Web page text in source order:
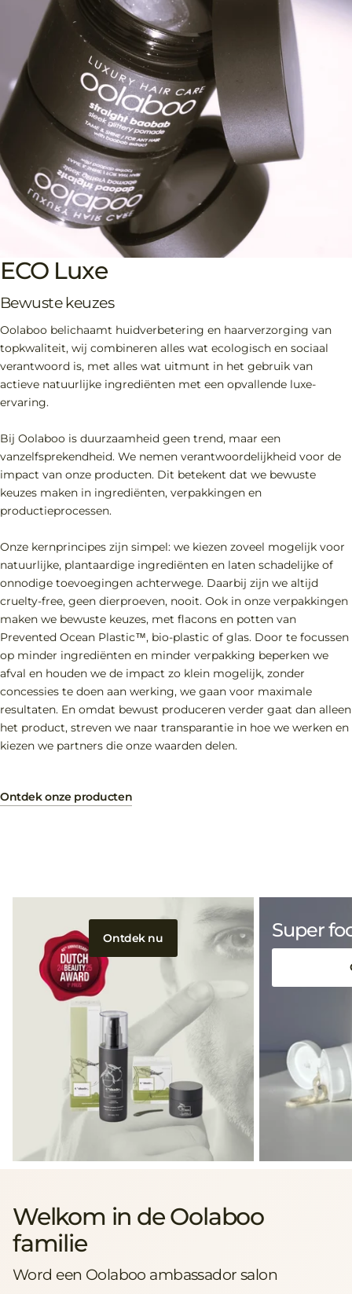
ECO Luxe
Bewuste keuzes
Oolaboo belichaamt huidverbetering en haarverzorging van
topkwaliteit, wij combineren alles wat ecologisch en sociaal
verantwoord is, met alles wat uitmunt in het gebruik van
actieve natuurlijke ingrediënten met een opvallende luxe-
ervaring.
Bij Oolaboo is duurzaamheid geen trend, maar een
vanzelfsprekendheid. We nemen verantwoordelijkheid voor de
impact van onze producten. Dit betekent dat we bewuste
keuzes maken in ingrediënten, verpakkingen en
productieprocessen.
Onze kernprincipes zijn simpel: we kiezen zoveel mogelijk voor
natuurlijke, plantaardige ingrediënten en laten schadelijke of
onnodige toevoegingen achterwege. Daarbij zijn we altijd
cruelty-free, geen dierproeven, nooit. Ook in onze verpakkingen
maken we bewuste keuzes, met flacons en potten van
Prevented Ocean Plastic™, bio-plastic of glas. Door te focussen
op minder ingrediënten en minder verpakking beperken we
afval en houden we de impact zo klein mogelijk, zonder
concessies te doen aan werking, we gaan voor maximale
resultaten. En omdat bewust produceren verder gaat dan alleen
het product, streven we naar transparantie in hoe we werken en
kiezen we partners die onze waarden delen.
Ontdek onze producten
Ontdek nu Super
Welkom in de Oolaboo
familie
Word een Oolaboo ambassador salon